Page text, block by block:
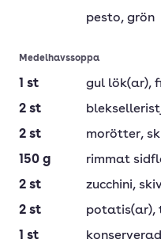
pesto, grön
Medelhavssoppa
1 st gul lök(ar),
2 st
2 st morötter,
150 g rimmat
2 st zucchini,
2 st potatis(ar),
1 st